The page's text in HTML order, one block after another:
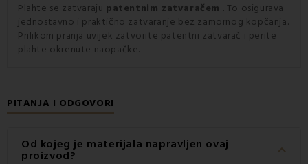
Plahte se zatvaraju patentnim zatvaračem . To osigurava
jednostavno i praktično zatvaranje bez zamornog kopčanja.
Prilikom pranja uvijek zatvorite patentni zatvarač i perite
plahte okrenute naopačke.
PITANJA I ODGOVORI
Od kojeg je materijala napravljen ovaj
proizvod? keyboard_arrow_down